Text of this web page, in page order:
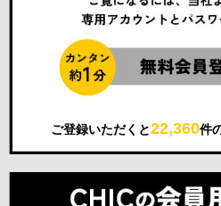
ご登録いただくと22,360件